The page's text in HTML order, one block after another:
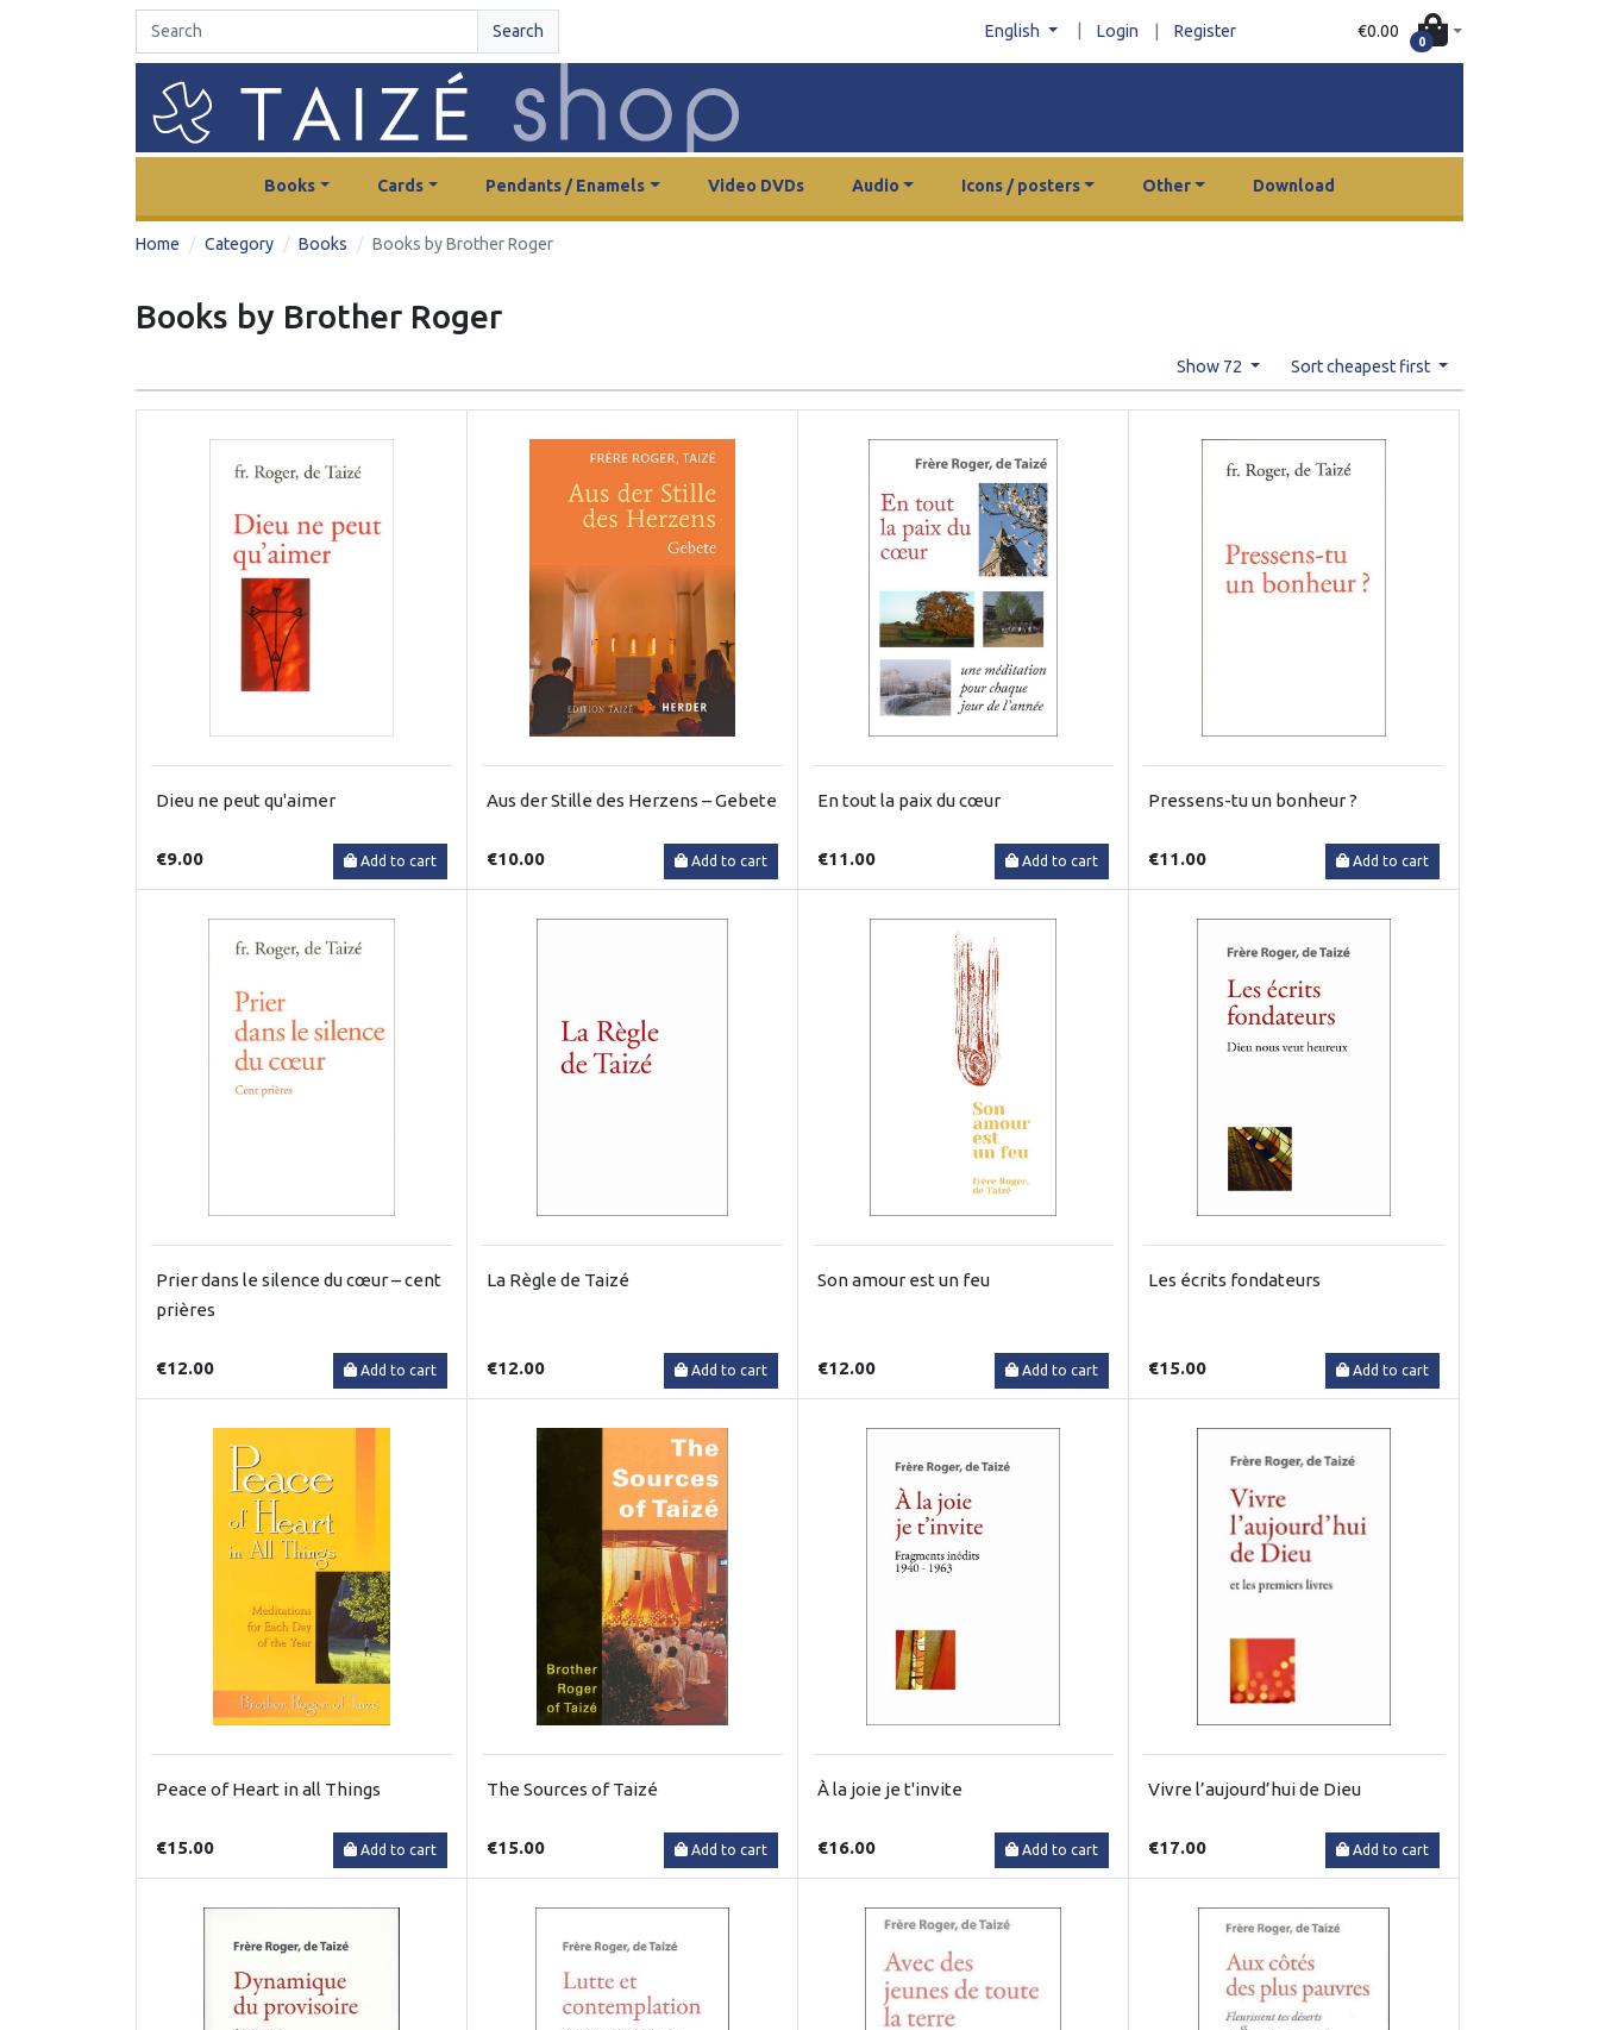
Search English Login Register €0.00
0
Books Cards Pendants / Enamels Video DVDs Audio Icons / posters Other Download
Home Category Books Books by Brother Roger
Books by Brother Roger
Show 72 Sort cheapest first
Dieu ne peut qu'aimer
€9.00 Add to cart
Aus der Stille des Herzens – Gebete
€10.00 Add to cart
En tout la paix du cœur
€11.00 Add to cart
Pressens-tu un bonheur ?
€11.00 Add to cart
Prier dans le silence du cœur – cent
prières
€12.00 Add to cart
La Règle de Taizé
€12.00 Add to cart
Son amour est un feu
€12.00 Add to cart
Les écrits fondateurs
€15.00 Add to cart
Peace of Heart in all Things
€15.00 Add to cart
The Sources of Taizé
€15.00 Add to cart
À la joie je t'invite
€16.00 Add to cart
Vivre l’aujourd’hui de Dieu
€17.00 Add to cart